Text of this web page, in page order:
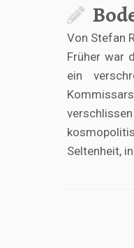
Von Stefan
Früher war
ein
Seltenheit,